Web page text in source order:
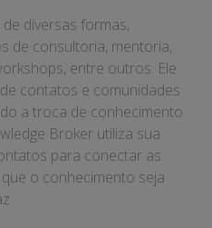
diversas formas,
de consultoria, mentoria,
entre outros. Ele
contatos e comunidades
a troca de conhecimento
Broker utiliza sua
para conectar as
o conhecimento seja